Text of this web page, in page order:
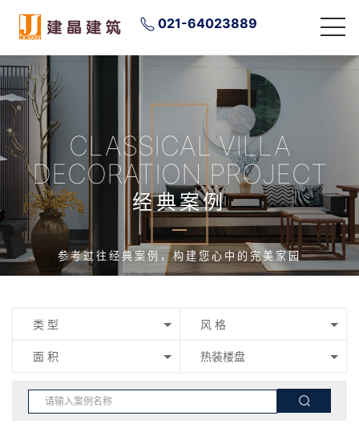
021-64023889
CLASSICAL VILLA
DECORATION PROJECT
经典案例
参考过往经典案例，构建您心中的完美家园
类 型 风 格
面 积 热装楼盘